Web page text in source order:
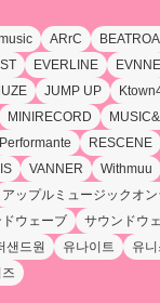
ARrC
EVERLINE EVNNE
JUMP UP
MINIRECORD
Performante RESCENE
VANNER Withmuu
アップルミュージックオ
ウェーブ
サウンドウ
샌드원 유나이트 유니